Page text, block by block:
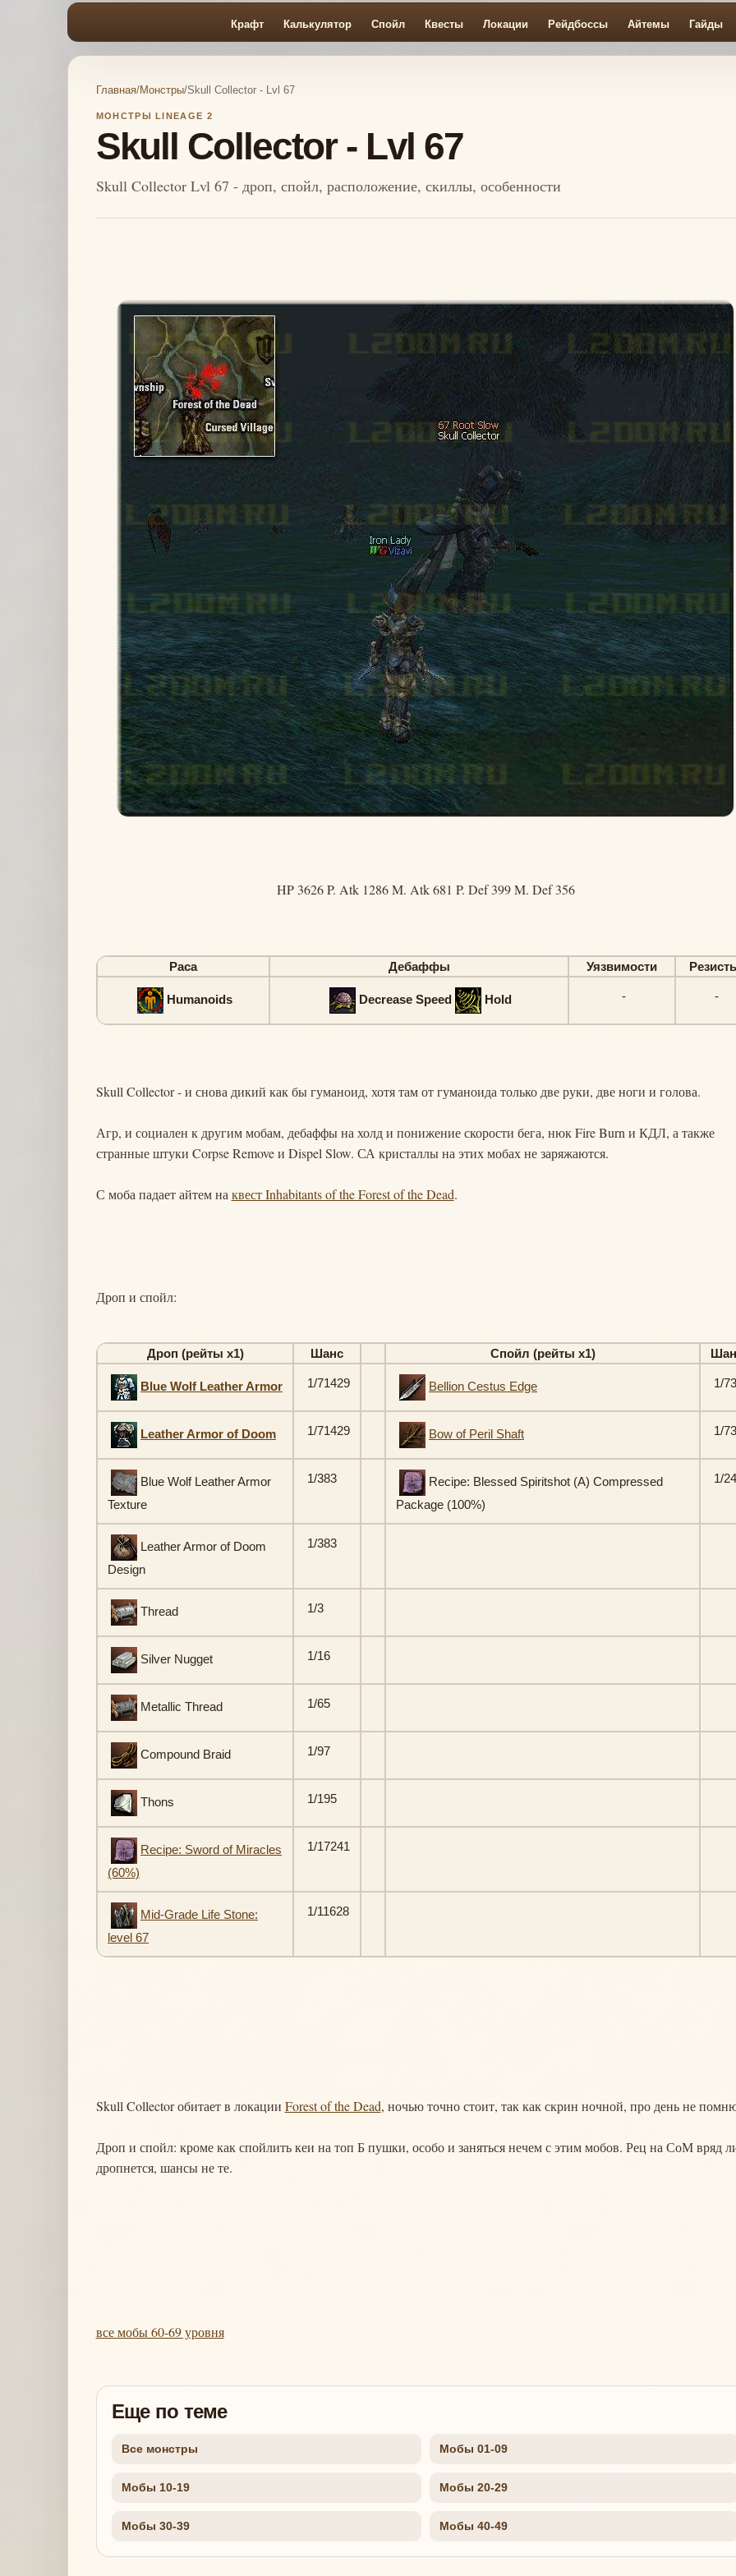
Крафт Калькулятор Спойл Квесты Локации Рейдбоссы Айтемы Гайды
Главная/Монстры/Skull Collector - Lvl 67
МОНСТРЫ LINEAGE 2
Skull Collector - Lvl 67
Skull Collector Lvl 67 - дроп, спойл, расположение, скиллы, особенности
HP 3626 P. Atk 1286 M. Atk 681 P. Def 399 M. Def 356
Раса Дебаффы Уязвимости
Humanoids Decrease Speed Hold - -
Skull Collector - и снова дикий как бы гуманоид, хотя там от гуманоида только две руки, две ноги и голова.
Агр, и социален к другим мобам, дебаффы на холд и понижение скорости бега, нюк Fire Burn и КДЛ, а также
странные штуки Corpse Remove и Dispel Slow. СА кристаллы на этих мобах не заряжаются.
С моба падает айтем на квест Inhabitants of the Forest of the Dead.
Дроп и спойл:
Дроп (рейты х1) Шанс Спойл (рейты х1)
Blue Wolf Leather Armor 1/71429 Bellion Cestus Edge 1/73
Leather Armor of Doom 1/71429 Bow of Peril Shaft 1/73
Blue Wolf Leather Armor
Texture
1/383
Recipe: Blessed Spiritshot (A) Compressed
Package (100%)
1/
Leather Armor of Doom
Design
1/383
Thread 1/3
Silver Nugget 1/16
Metallic Thread 1/65
Compound Braid 1/97
Thons 1/195
Recipe: Sword of Miracles
(60%)
1/17241
Mid-Grade Life Stone:
level 67
1/11628
Skull Collector обитает в локации Forest of the Dead, ночью точно стоит, так как скрин ночной, про день не
Дроп и спойл: кроме как спойлить кеи на топ Б пушки, особо и заняться нечем с этим мобов. Рец на СоМ вряд
дропнется, шансы не те.
все мобы 60-69 уровня
Еще по теме
Все монстры Мобы 01-09
Мобы 10-19 Мобы 20-29
Мобы 30-39 Мобы 40-49